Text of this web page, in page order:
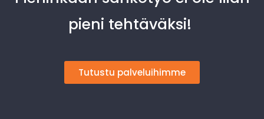
pieni tehtäväksi!
Tutustu palveluihimme